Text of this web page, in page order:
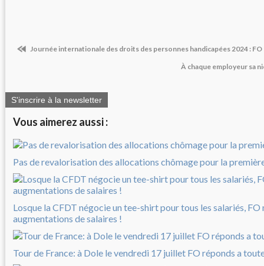
Journée internationale des droits des personnes handicapées 2024 : FO
À chaque employeur sa
S'inscrire à la newsletter
Vous aimerez aussi :
Pas de revalorisation des allocations chômage pour la
Losque la CFDT négocie un tee-shirt pour tous les salariés, FO
augmentations de salaires !
Tour de France: à Dole le vendredi 17 juillet FO réponds a